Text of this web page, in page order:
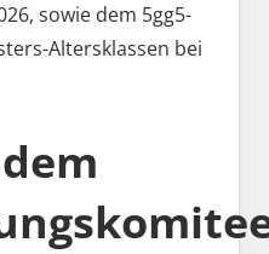
sowie dem 5gg5-
Altersklassen bei